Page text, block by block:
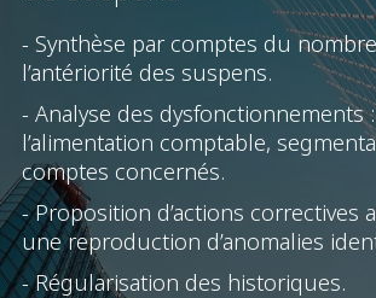
- Synthèse par comptes du
l’antériorité des suspens.
- Analyse des dysfonctionnements
l’alimentation comptable,
comptes concernés.
- Proposition d’actions correctives
une reproduction d’anomalies
- Régularisation des historiques.